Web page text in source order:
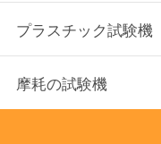
プラスチック試験機
摩耗の試験機